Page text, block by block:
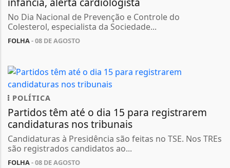
No Dia Nacional de Prevenção e Controle do
Colesterol, especialista da Sociedade...
FOLHA- 08 DE AGOSTO
POLÍTICA
Partidos têm até o dia 15 para registrarem
candidaturas nos tribunais
Candidaturas à Presidência são feitas no TSE. Nos TREs
são registrados candidatos ao...
FOLHA- 08 DE AGOSTO